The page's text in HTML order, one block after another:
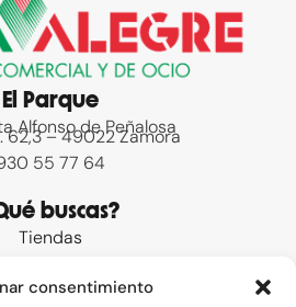
consentimiento
El Parque
Alfonso de Peñalosa
62,3 – 49022 Zamora
55 77 64
buscas?
Tiendas
frecuentes